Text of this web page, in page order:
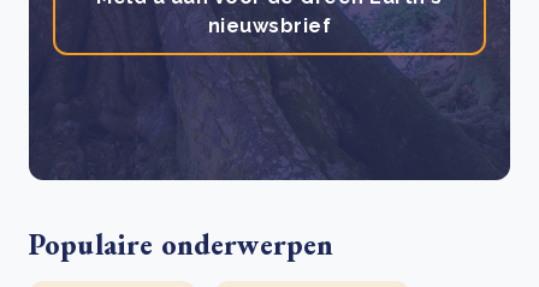
nieuwsbrief
Populaire onderwerpen